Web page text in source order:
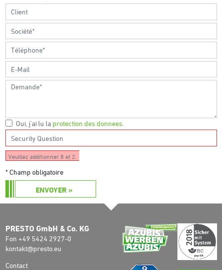
Oui, j'ai lu la protection des donnees
Veuillez additionner 8 et 2.
* Champ obligatoire
ENVOYER »
PRESTO GmbH & Co. KG
Fon +49 5424 2927-0
kontakt@presto.eu
Contact